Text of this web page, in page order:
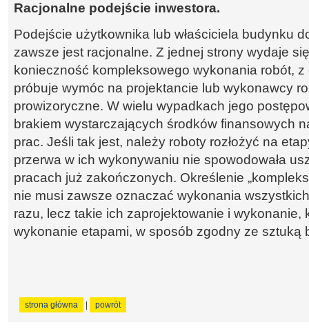
Racjonalne podejście inwestora.
Podejście użytkownika lub właściciela budynku
zawsze jest racjonalne. Z jednej strony wydaje
konieczność kompleksowego wykonania robót,
próbuje wymóc na projektancie lub wykonawcy
prowizoryczne. W wielu wypadkach jego
brakiem wystarczających środków finansowych
prac. Jeśli tak jest, należy roboty rozłożyć na
przerwa w ich wykonywaniu nie spowodowała
pracach już zakończonych. Określenie
nie musi zawsze oznaczać wykonania
razu, lecz takie ich zaprojektowanie i wykonanie,
wykonanie etapami, w sposób zgodny ze sztuką
strona główna powrót